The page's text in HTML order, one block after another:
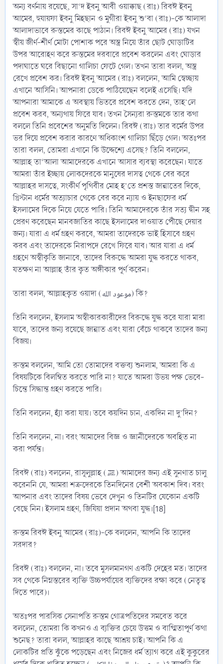
অন্য বর্ণনায় রয়েছে, সা‘দ ইবনু আবী ওয়াক্কাছ (রাঃ) রিবঈ ইবনু
আমের, হুযায়ফা ইবনু মিহছান ও মুগীরা ইবনু শু‘বা (রাঃ)-কে আলাদা
আলাদাভাবে রুস্তমের কাছে পাঠান। রিবঈ ইবনু আমের (রাঃ) যখন
স্বীয় জীর্ণ-শীর্ণ মোটা পোশাক পরে অস্ত্র নিয়ে তাঁর ছোট ঘোড়াটির
উপর আরোহণ করে রুস্তমের দরবারে প্রবেশ করলেন এবং ঘোড়ার
পদাঘাতে ঘরে বিছানো গালিচা ফেটে গেল। তখন তারা বলল, অস্ত্র
রেখে প্রবেশ কর। রিবঈ ইবনু আমের (রাঃ) বললেন, আমি স্বেচ্ছায়
এখানে আসিনি। আপনারা ডেকে পাঠিয়েছেন বলেই এসেছি। যদি
আপনারা আমাকে এ অবস্থায় ভিতরে প্রবেশ করতে দেন, তাহ’লে
প্রবেশ করব, অন্যথায় ফিরে যাব। তখন সৈন্যরা রুস্তমকে তার কথা
বললে তিনি প্রবেশের অনুমতি দিলেন। রিবঈ (রাঃ) তার বর্মের উপর
ভর দিয়ে প্রবেশ করার কারণে অধিকাংশ গালিচা ছিঁড়ে গেল। অতঃপর
তারা বলল, তোমরা এখানে কি উদ্দেশ্যে এসেছ? তিনি বললেন,
আল্লাহ তা‘আলা আমাদেরকে এখানে আসার ব্যবস্থা করেছেন। যাতে
আমরা তাঁর ইচ্ছায় লোকদেরকে মানুষের দাসত্ব থেকে বের করে
আল্লাহর দাসত্বে, সংকীর্ণ পৃথিবীর মোহ হ’তে প্রশস্ত জান্নাতের দিকে,
খ্রিস্টান ধর্মের অত্যাচার থেকে বের করে ন্যায় ও ইনছাফের ধর্ম
ইসলামের দিকে নিয়ে যেতে পারি। তিনি আমাদেরকে তাঁর সত্য দ্বীন সহ
প্রেরণ করেছেন মানবজাতির কাছে ইসলামের দাওয়াত পৌঁছে দেয়ার
জন্য। যারা এ ধর্ম গ্রহণ করবে, আমরা তাদেরকে ভাই হিসাবে গ্রহণ
করব এবং তাদেরকে নিরাপদে রেখে ফিরে যাব। আর যারা এ ধর্ম
গ্রহণে অস্বীকৃতি জানাবে, তাদের বিরুদ্ধে আমরা যুদ্ধ করতে থাকব,
যতক্ষণ না আল্লাহ তাঁর কৃত অঙ্গীকার পূর্ণ করেন।
তারা বলল, আল্লাহকৃত ওয়াদা (موعود الله) কি?
তিনি বললেন, ইসলাম অস্বীকারকারীদের বিরুদ্ধে যুদ্ধ করে যারা মারা
যাবে, তাদের জন্য রয়েছে জান্নাত এবং যারা বেঁচে থাকবে তাদের জন্য
বিজয়।
রুস্তম বললেন, আমি তো তোমাদের বক্তব্য শুনলাম, আমরা কি এ
বিষয়টিকে বিলম্বিত করতে পারি না? যাতে আমরা উভয় পক্ষ ভেবে-
চিন্তে সিদ্ধান্ত গ্রহণ করতে পারি।
তিনি বললেন, হ্যাঁ করা যায়। তবে কয়দিন চান, একদিন না দু’দিন?
তিনি বললেন, না। বরং আমাদের বিজ্ঞ ও জ্ঞানীদেরকে অবহিত না
করা পর্যন্ত।
রিবঈ (রাঃ) বললেন, রাসূলুল্লাহ (ﷺ) আমাদের জন্য এই সুনণাত চালু
করেননি যে, আমরা শত্রুদেরকে তিনদিনের বেশী অবকাশ দিব। বরং
আপনার এবং তাদের বিষয় ভেবে দেখুন ও তিনটির যেকোন একটি
বেছে নিন। ইসলাম গ্রহণ, জিযিয়া প্রদান অথবা যুদ্ধ।[18]
রুস্তম রিবঈ ইবনু আমের (রাঃ)-কে বললেন, আপনি কি তাদের
সরদার?
রিবঈ (রাঃ) বললেন, না। তবে মুসলমানগণ একটি দেহের মত। তাদের
সব থেকে নিম্নস্তরের ব্যক্তি উচ্চপর্যায়ের ব্যক্তিদের রক্ষা করে (নেতৃত্ব
দিতে পারে)।
অতঃপর পারসিক সেনাপতি রুস্তম গোত্রপতিদের সমবেত করে
বললেন, তোমরা কি কখনও এ ব্যক্তির চেয়ে উত্তম ও বাগ্মিতাপূর্ণ কথা
শুনেছ? তারা বলল, আল্লাহর কাছে আশ্রয় চাই। আপনি কি এ
লোকটির প্রতি ঝুঁকে পড়েছেন এবং নিজের ধর্ম ত্যাগ করে এই কুকুরের